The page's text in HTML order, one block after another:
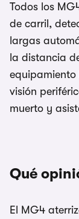
Todos los
de carril,
largas
la distancia
visión
muerto y
Qué
El MG4